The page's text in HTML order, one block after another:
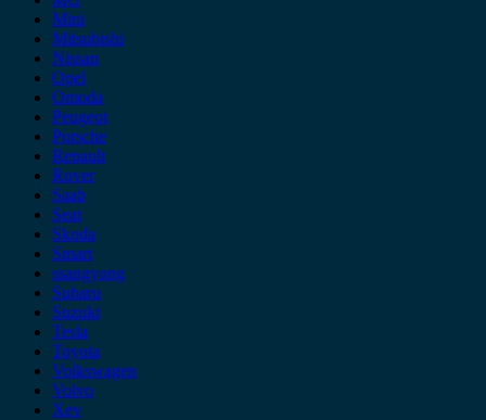
Mini
Mitsubishi
Nissan
Opel
Omoda
Peugeot
Porsche
Renault
Rover
Saab
Seat
Skoda
Smart
ssangyong
Subaru
Suzuki
Tesla
Toyota
Volkswagen
Volvo
Xev